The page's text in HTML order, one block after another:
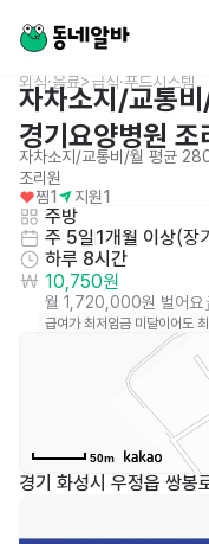
외식·음료>급식·푸드시스템
자차소지/교통
경기요양병원 조
자차소지/교통비/월 평균
조리원
찜1 지원1
주방
주 5일 1개월 이상(장
하루 8시간
10,750원
월 1,720,000원 벌어요
급여가 최저임금 미달이어도
50m
경기 화성시 우정읍 쌍